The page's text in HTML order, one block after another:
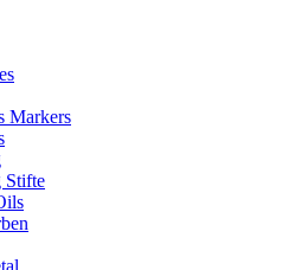
Markers
Stifte